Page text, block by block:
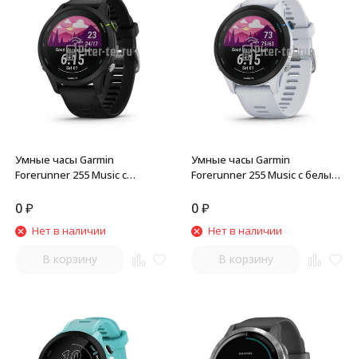
Умные часы Garmin
Forerunner 255 Music с
0₽
Нет в наличии
В корзину
Умные часы Garmin
Forerunner 255 Music с белым
0₽
Нет в наличии
В корзину